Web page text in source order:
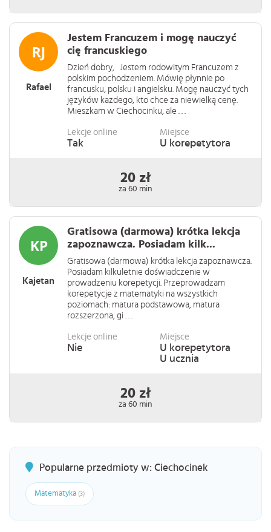
Rafael
Jestem Francuzem i mogę nauczyć
cię francuskiego
Dzień dobry, Jestem rodowitym Francuzem z
polskim pochodzeniem. Mówię płynnie po
francusku, polsku i angielsku. Mogę nauczyć tych
języków każdego, kto chce za niewielką cenę.
Mieszkam w Ciechocinku, ale . . .
Lekcje online
Tak
Miejsce
U korepetytora
20 zł
za 60 min
Kajetan
Gratisowa (darmowa) krótka lekcja
zapoznawcza. Posiadam kilk...
Gratisowa (darmowa) krótka lekcja zapoznawcza.
Posiadam kilkuletnie doświadczenie w
prowadzeniu korepetycji. Przeprowadzam
korepetycje z matematyki na wszystkich
poziomach: matura podstawowa, matura
rozszerzona, gi . . .
Lekcje online
Nie
Miejsce
U korepetytora
U ucznia
20 zł
za 60 min
Popularne przedmioty w: Ciechocinek
Matematyka (3)